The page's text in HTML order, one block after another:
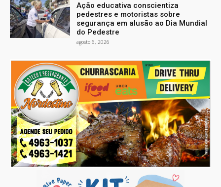
Ação educativa conscientiza
pedestres e motoristas sobre
segurança em alusão ao Dia Mundial
do Pedestre
agosto 6, 2026